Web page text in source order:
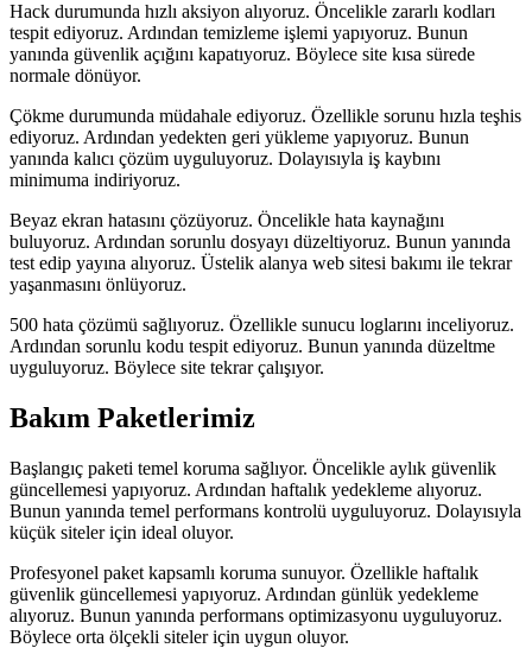
Hack durumunda hızlı aksiyon alıyoruz. Öncelikle zararlı kodları
tespit ediyoruz. Ardından temizleme işlemi yapıyoruz. Bunun
yanında güvenlik açığını kapatıyoruz. Böylece site kısa sürede
normale dönüyor.
Çökme durumunda müdahale ediyoruz. Özellikle sorunu hızla teşhis
ediyoruz. Ardından yedekten geri yükleme yapıyoruz. Bunun
yanında kalıcı çözüm uyguluyoruz. Dolayısıyla iş kaybını
minimuma indiriyoruz.
Beyaz ekran hatasını çözüyoruz. Öncelikle hata kaynağını
buluyoruz. Ardından sorunlu dosyayı düzeltiyoruz. Bunun yanında
test edip yayına alıyoruz. Üstelik alanya web sitesi bakımı ile tekrar
yaşanmasını önlüyoruz.
500 hata çözümü sağlıyoruz. Özellikle sunucu loglarını inceliyoruz.
Ardından sorunlu kodu tespit ediyoruz. Bunun yanında düzeltme
uyguluyoruz. Böylece site tekrar çalışıyor.
Bakım Paketlerimiz
Başlangıç paketi temel koruma sağlıyor. Öncelikle aylık güvenlik
güncellemesi yapıyoruz. Ardından haftalık yedekleme alıyoruz.
Bunun yanında temel performans kontrolü uyguluyoruz. Dolayısıyla
küçük siteler için ideal oluyor.
Profesyonel paket kapsamlı koruma sunuyor. Özellikle haftalık
güvenlik güncellemesi yapıyoruz. Ardından günlük yedekleme
alıyoruz. Bunun yanında performans optimizasyonu uyguluyoruz.
Böylece orta ölçekli siteler için uygun oluyor.